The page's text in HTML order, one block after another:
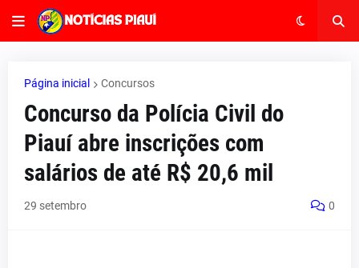
Página inicial Concursos
Concurso da Polícia Civil do
Piauí abre inscrições com
salários de até R$ 20,6 mil
29 setembro 0